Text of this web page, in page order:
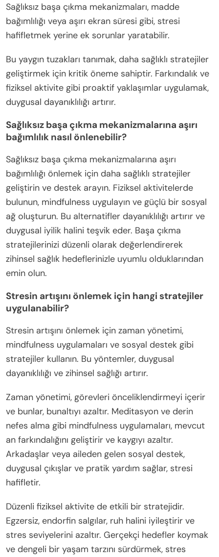
Sağlıksız başa çıkma mekanizmaları, madde
bağımlılığı veya aşırı ekran süresi gibi, stresi
hafifletmek yerine ek sorunlar yaratabilir.
Bu yaygın tuzakları tanımak, daha sağlıklı stratejiler
geliştirmek için kritik öneme sahiptir. Farkındalık ve
fiziksel aktivite gibi proaktif yaklaşımlar uygulamak,
duygusal dayanıklılığı artırır.
Sağlıksız başa çıkma mekanizmalarına aşırı
bağımlılık nasıl önlenebilir?
Sağlıksız başa çıkma mekanizmalarına aşırı
bağımlılığı önlemek için daha sağlıklı stratejiler
geliştirin ve destek arayın. Fiziksel aktivitelerde
bulunun, mindfulness uygulayın ve güçlü bir sosyal
ağ oluşturun. Bu alternatifler dayanıklılığı artırır ve
duygusal iyilik halini teşvik eder. Başa çıkma
stratejilerinizi düzenli olarak değerlendirerek
zihinsel sağlık hedeflerinizle uyumlu olduklarından
emin olun.
Stresin artışını önlemek için hangi stratejiler
uygulanabilir?
Stresin artışını önlemek için zaman yönetimi,
mindfulness uygulamaları ve sosyal destek gibi
stratejiler kullanın. Bu yöntemler, duygusal
dayanıklılığı ve zihinsel sağlığı artırır.
Zaman yönetimi, görevleri önceliklendirmeyi içerir
ve bunlar, bunaltıyı azaltır. Meditasyon ve derin
nefes alma gibi mindfulness uygulamaları, mevcut
an farkındalığını geliştirir ve kaygıyı azaltır.
Arkadaşlar veya aileden gelen sosyal destek,
duygusal çıkışlar ve pratik yardım sağlar, stresi
hafifletir.
Düzenli fiziksel aktivite de etkili bir stratejidir.
Egzersiz, endorfin salgılar, ruh halini iyileştirir ve
stres seviyelerini azaltır. Gerçekçi hedefler koymak
ve dengeli bir yaşam tarzını sürdürmek, stres